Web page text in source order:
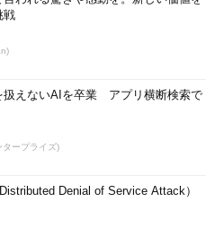
戦
扱えないAIを卒業 アプリ横断検索で
タープライズ)
Denial of Service Attack）